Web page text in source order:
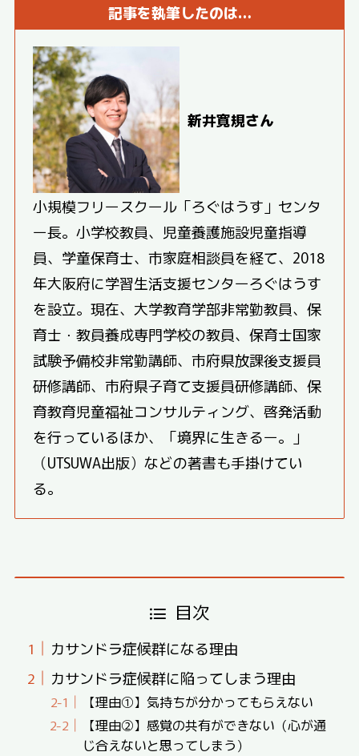
記事を執筆したのは…
新井寛規さん
小規模フリースクール「ろぐはうす」センタ
ー長。小学校教員、児童養護施設児童指導
員、学童保育士、市家庭相談員を経て、2018
年大阪府に学習生活支援センターろぐはうす
を設立。現在、大学教育学部非常勤教員、保
育士・教員養成専門学校の教員、保育士国家
試験予備校非常勤講師、市府県放課後支援員
研修講師、市府県子育て支援員研修講師、保
育教育児童福祉コンサルティング、啓発活動
を行っているほか、「境界に生きるー。」
（UTSUWA出版）などの著書も手掛けてい
る。
目次
カサンドラ症候群になる理由
カサンドラ症候群に陥ってしまう理由
【理由①】気持ちが分かってもらえない
【理由②】感覚の共有ができない（心が通
じ合えないと思ってしまう）